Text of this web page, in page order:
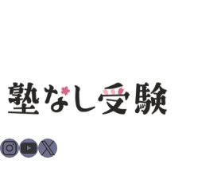
Instagram
YouTube
X